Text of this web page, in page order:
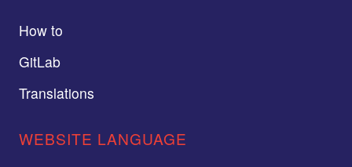
How to
GitLab
Translations
WEBSITE LANGUAGE